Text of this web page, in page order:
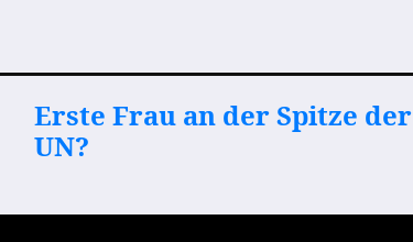
Erste Frau an der Spitze der
UN?